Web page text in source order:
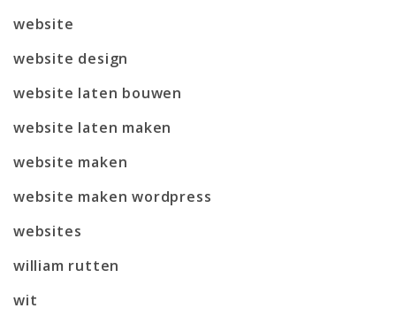
website
website design
website laten bouwen
website laten maken
website maken
website maken wordpress
websites
william rutten
wit